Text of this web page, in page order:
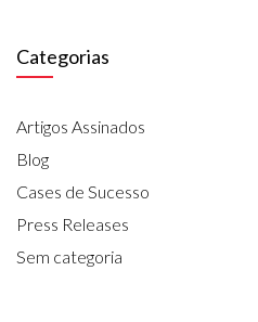
Categorias
Artigos Assinados
Blog
Cases de Sucesso
Press Releases
Sem categoria